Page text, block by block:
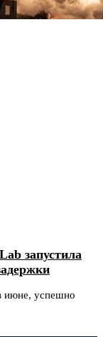
запустила
июне, успешно